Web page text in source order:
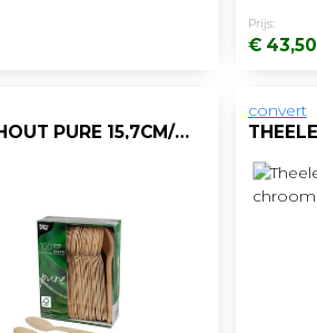
Prijs:
€ 43,50
LEPEL HOUT PURE 15,7CM/PK100
convert